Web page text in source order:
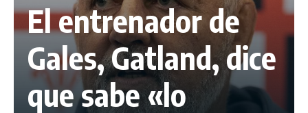
El entrenador de
Gales, Gatland, dice
que sabe «lo